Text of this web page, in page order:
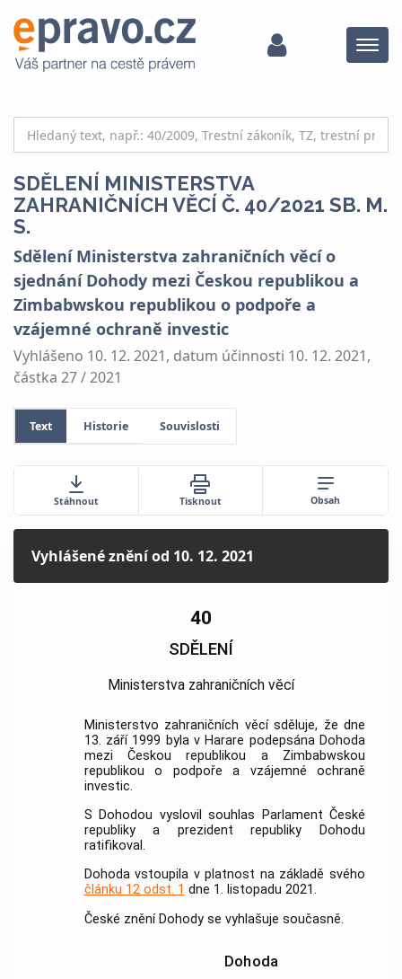
Menu
SDĚLENÍ MINISTERSTVA
ZAHRANIČNÍCH VĚCÍ Č. 40/2021 SB. M.
S.
Sdělení Ministerstva zahraničních věcí o
sjednání Dohody mezi Českou republikou a
Zimbabwskou republikou o podpoře a
vzájemné ochraně investic
Vyhlášeno 10. 12. 2021, datum účinnosti 10. 12. 2021,
částka 27 / 2021
Text Historie Souvislosti
Stáhnout Tisknout Obsah
Vyhlášené zněníod 10. 12. 2021
40
SDĚLENÍ
Ministerstva zahraničních věcí
Ministerstvo zahraničních věcí sděluje, že dne
13. září 1999 byla v Harare podepsána Dohoda
mezi Českou republikou a Zimbabwskou
republikou o podpoře a vzájemné ochraně
investic.
S Dohodou vyslovil souhlas Parlament České
republiky a prezident republiky Dohodu
ratifikoval.
Dohoda vstoupila v platnost na základě svého
článku 12 odst. 1 dne 1. listopadu 2021.
České znění Dohody se vyhlašuje současně.
Dohoda